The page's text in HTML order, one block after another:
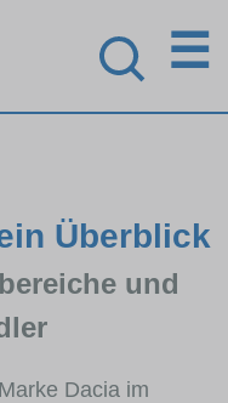
☰
Überblick
und
Dacia im